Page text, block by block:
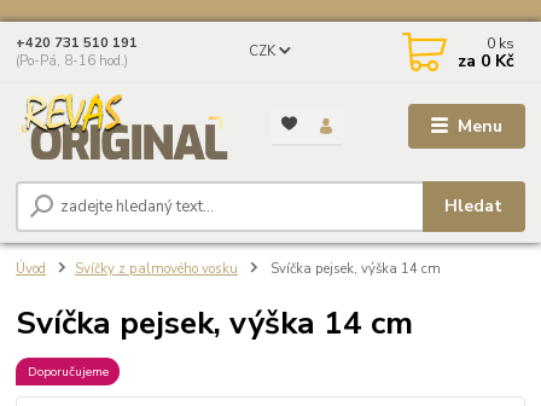
Menu
CZK
Hledat
+420 731 510 191
(Po-Pá, 8-16 hod.)
0 ks
za 0 Kč
Úvod Svíčky z palmového vosku Svíčka pejsek, výška 14 cm
Svíčka pejsek, výška 14 cm
Doporučujeme